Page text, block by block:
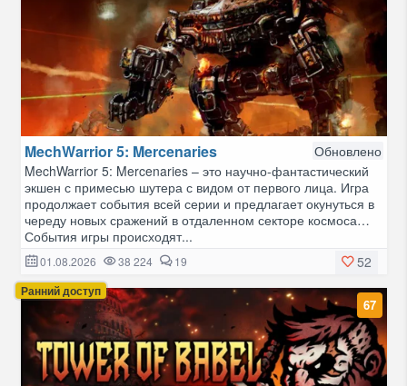
MechWarrior 5: Mercenaries
Обновлено
MechWarrior 5: Mercenaries – это научно-фантастический
экшен с примесью шутера с видом от первого лица. Игра
продолжает события всей серии и предлагает окунуться в
череду новых сражений в отдаленном секторе космоса…
События игры происходят...
52
01.08.2026 38 224 19
Ранний доступ
67